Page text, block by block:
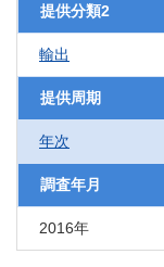
提供分類2
輸出
提供周期
年次
調査年月
2016年